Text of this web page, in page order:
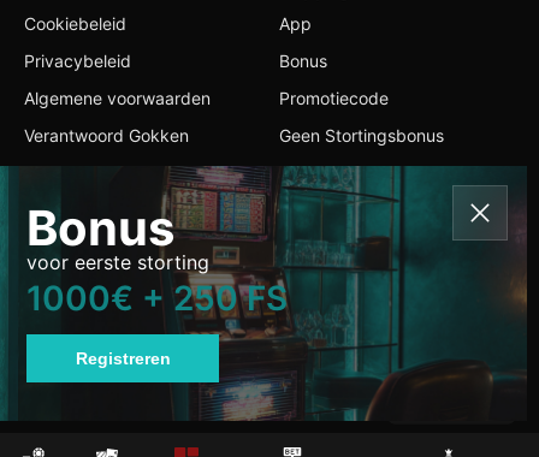
Bonus
voor eerste storting
1000€ + 250 FS
Registreren
Cookiebeleid
Privacybeleid
Algemene voorwaarden
Verantwoord Gokken
App
Bonus
Promotiecode
Geen Stortingsbonus
+1 647 216 2944
info@karambacasino.io
All Rights Reserved.